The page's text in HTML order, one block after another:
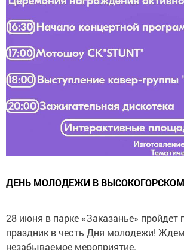
ДЕНЬ МОЛОДЕЖИ В
28 июня в парке «Заказанье» пройдет
праздник в честь Дня молодежи!
незабываемое мероприятие.